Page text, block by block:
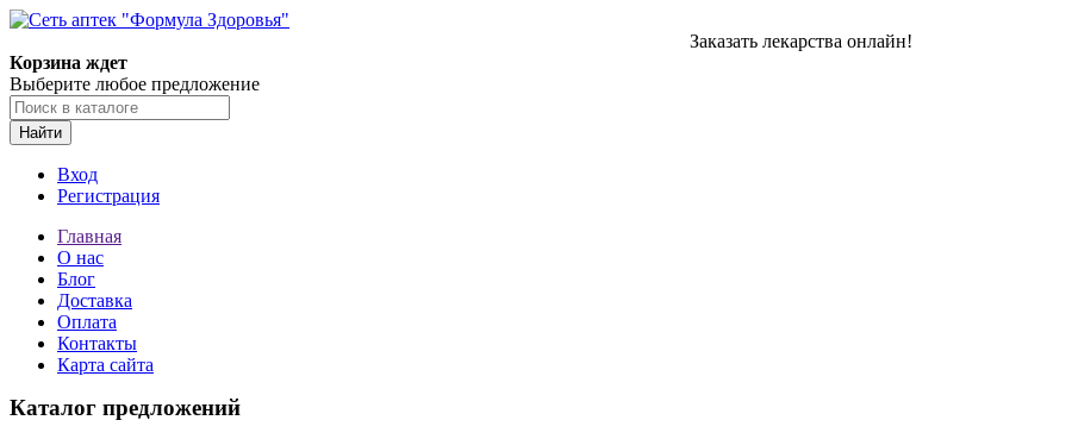
Заказать лекарства онлайн!
Корзина ждет
Выберите любое предложение
Найти
Вход
Регистрация
Главная
О нас
Блог
Доставка
Оплата
Контакты
Карта сайта
Каталог предложений